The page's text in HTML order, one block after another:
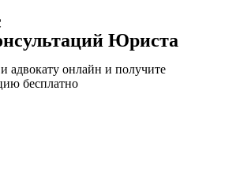
Юриста
адвокату онлайн и получите
бесплатно